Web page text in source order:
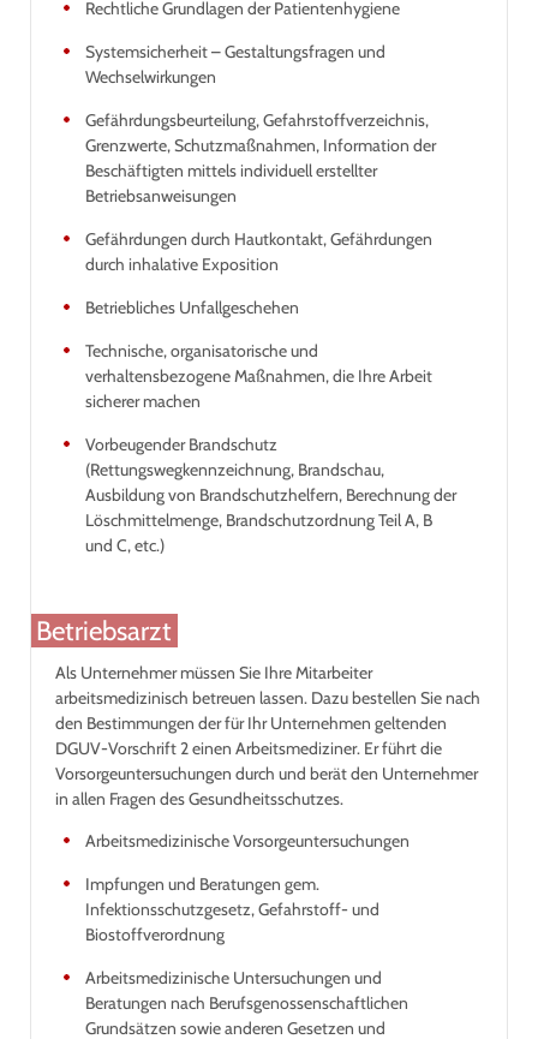
Rechtliche Grundlagen der Patientenhygiene
Systemsicherheit – Gestaltungsfragen und
Wechselwirkungen
Gefährdungsbeurteilung, Gefahrstoffverzeichnis,
Grenzwerte, Schutzmaßnahmen, Information der
Beschäftigten mittels individuell erstellter
Betriebsanweisungen
Gefährdungen durch Hautkontakt, Gefährdungen
durch inhalative Exposition
Betriebliches Unfallgeschehen
Technische, organisatorische und
verhaltensbezogene Maßnahmen, die Ihre Arbeit
sicherer machen
Vorbeugender Brandschutz
(Rettungswegkennzeichnung, Brandschau,
Ausbildung von Brandschutzhelfern, Berechnung der
Löschmittelmenge, Brandschutzordnung Teil A, B
und C, etc.)
Betriebsarzt
Als Unternehmer müssen Sie Ihre Mitarbeiter
arbeitsmedizinisch betreuen lassen. Dazu bestellen Sie nach
den Bestimmungen der für Ihr Unternehmen geltenden
DGUV-Vorschrift 2 einen Arbeitsmediziner. Er führt die
Vorsorgeuntersuchungen durch und berät den Unternehmer
in allen Fragen des Gesundheitsschutzes.
Arbeitsmedizinische Vorsorgeuntersuchungen
Impfungen und Beratungen gem.
Infektionsschutzgesetz, Gefahrstoff- und
Biostoffverordnung
Arbeitsmedizinische Untersuchungen und
Beratungen nach Berufsgenossenschaftlichen
Grundsätzen sowie anderen Gesetzen und